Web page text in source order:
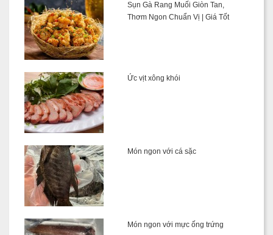
Sụn Gà Rang Muối Giòn Tan,
Thơm Ngon Chuẩn Vị | Giá Tốt
Ức vịt xông khói
Món ngon với cá sặc
Món ngon với mực ống trứng